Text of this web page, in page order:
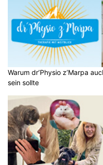
Warum dr’Physio z’Marpa
sein sollte